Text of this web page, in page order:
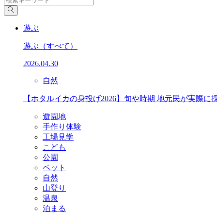
遊ぶ
遊ぶ （すべて）
2026.04.30
自然
【ホタルイカの身投げ2026】旬や時期 地元民が実際に
遊園地
手作り体験
工場見学
こども
公園
ペット
自然
山登り
温泉
泊まる